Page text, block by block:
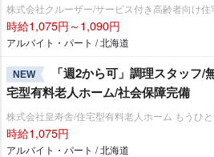
株式会社クルーザー/サービス付き高齢者向け住
時給1,075円～1,090円
アルバイト・パート / 北海道
NEW
「週2から可」調理スタッフ
宅型有料老人ホーム/社会保障完備
株式会社皇寿舎/住宅型有料老人ホーム もうひ
時給1,075円
アルバイト・パート / 北海道